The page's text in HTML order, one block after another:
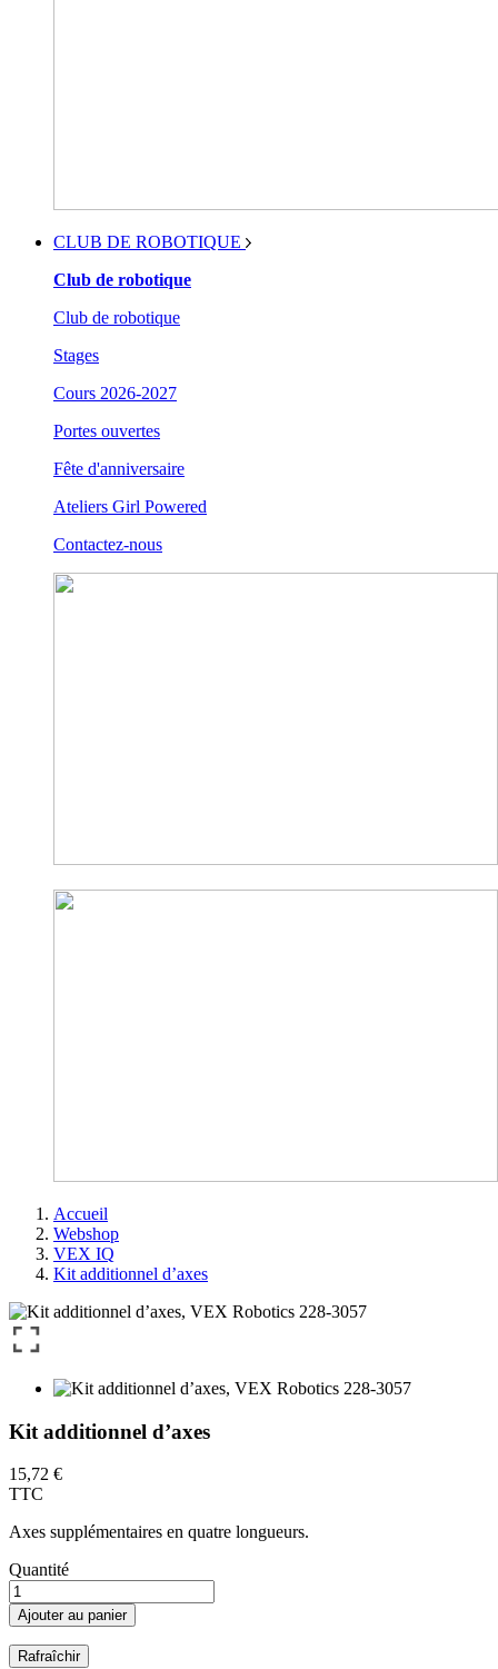
CLUB DE ROBOTIQUE
Club de robotique
Club de robotique
Stages
Cours 2026-2027
Portes ouvertes
Fête d'anniversaire
Ateliers Girl Powered
Contactez-nous
Accueil
Webshop
VEX IQ
Kit additionnel d’axes
Kit additionnel d’axes
15,72 €
TTC
Axes supplémentaires en quatre longueurs.
Quantité
Ajouter au panier